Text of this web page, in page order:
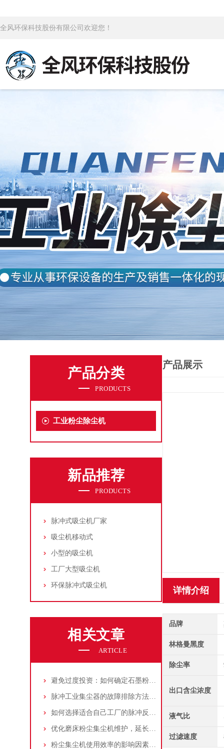
全风环保科技股份有限公司欢迎您！
产品分类
PRODUCTS
工业粉尘除尘机
新品推荐
PRODUCTS
脉冲式吸尘机厂家
吸尘机移动式
小型的吸尘机
工厂大型吸尘机
环保脉冲式吸尘机
相关文章
ARTICLE
避免过度投资：如何确定石墨粉尘除尘器的合理价格区间
脉冲工业集尘器的故障排除方法和注意事项
如何选择适合自己工厂的脉冲反吹工业集尘器
优化磨床粉尘集尘机维护，延长设备寿命
粉尘集尘机使用效率的影响因素及改进措施
产品展示
详情介绍
品牌
林格曼黑度
除尘率
出口含尘浓度
液气比
过滤速度